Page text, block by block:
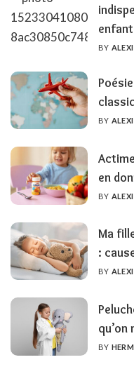
enfant
POSTED
BY
POSTED
BY
en
POSTED
BY
Ma
:
POSTED
BY
qu’on
POSTED
BY